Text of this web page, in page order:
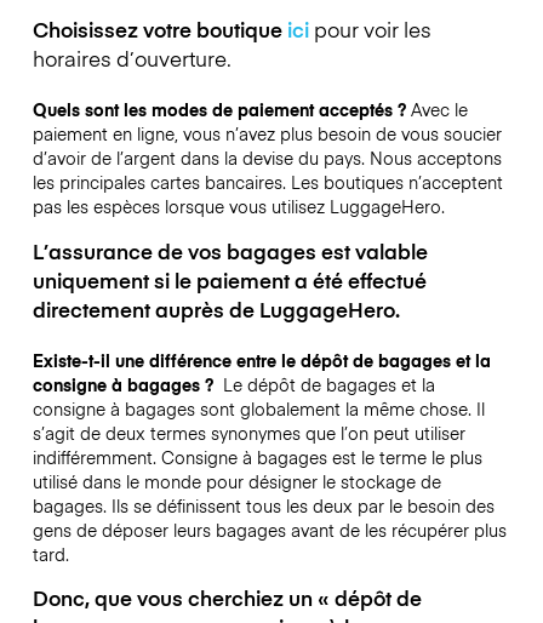
Choisissez votre boutique icipour voir les
horaires d’ouverture.
Quels sont les modes de paiement acceptés ? Avec le
paiement en ligne, vous n’avez plus besoin de vous soucier
d’avoir de l’argent dans la devise du pays. Nous acceptons
les principales cartes bancaires. Les boutiques n’acceptent
pas les espèces lorsque vous utilisez LuggageHero.
L’assurance de vos bagages est valable
uniquement si le paiement a été effectué
directement auprès de LuggageHero.
Existe-t-il une différence entre le dépôt de bagages et la
consigne à bagages ? Le dépôt de bagages et la
consigne à bagages sont globalement la même chose. Il
s’agit de deux termes synonymes que l’on peut utiliser
indifféremment. Consigne à bagages est le terme le plus
utilisé dans le monde pour désigner le stockage de
bagages. Ils se définissent tous les deux par le besoin des
gens de déposer leurs bagages avant de les récupérer plus
tard.
Donc, que vous cherchiez un « dépôt de